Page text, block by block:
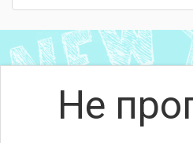
Не